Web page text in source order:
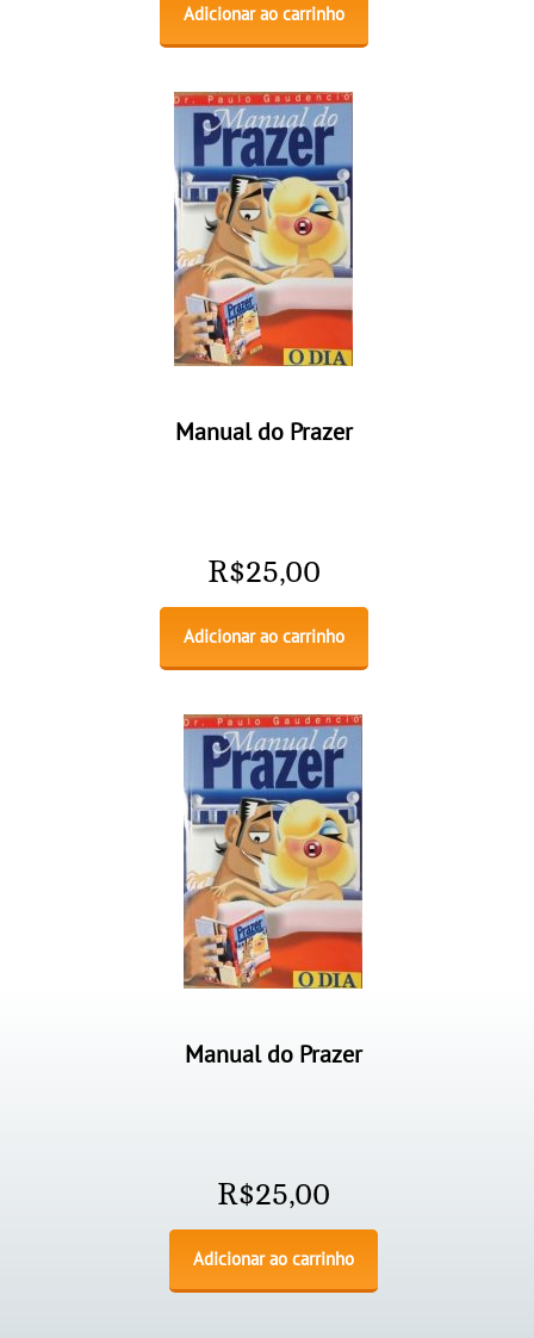
Adicionar ao carrinho
Manual do Prazer
R$25,00
Adicionar ao carrinho
Manual do Prazer
R$25,00
Adicionar ao carrinho